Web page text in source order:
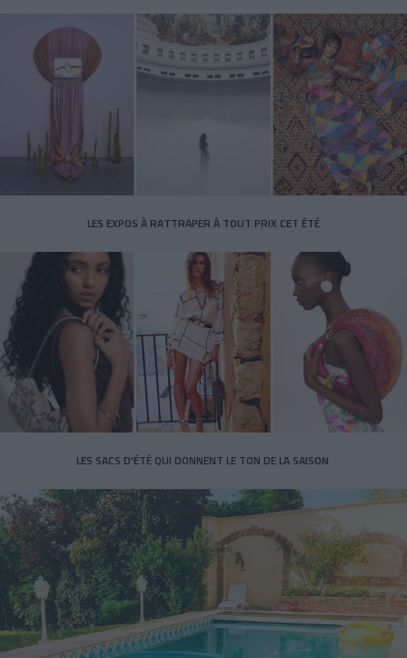
LES EXPOS À RATTRAPER À TOUT PRIX CET ÉTÉ
LES SACS D’ÉTÉ QUI DONNENT LE TON DE LA SAISON